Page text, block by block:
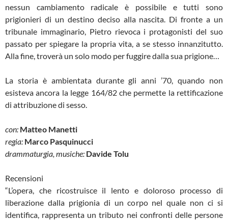
nessun cambiamento radicale è possibile e tutti sono
prigionieri di un destino deciso alla nascita. Di fronte a un
tribunale immaginario, Pietro rievoca i protagonisti del suo
passato per spiegare la propria vita, a se stesso innanzitutto.
Alla fine, troverà un solo modo per fuggire dalla sua prigione…
La storia è ambientata durante gli anni ’70, quando non
esisteva ancora la legge 164/82 che permette la rettificazione
di attribuzione di sesso.
con: Matteo Manetti
regia: Marco Pasquinucci
drammaturgia, musiche: Davide Tolu
Recensioni
“L’opera, che ricostruisce il lento e doloroso processo di
liberazione dalla prigionia di un corpo nel quale non ci si
identifica, rappresenta un tributo nei confronti delle persone